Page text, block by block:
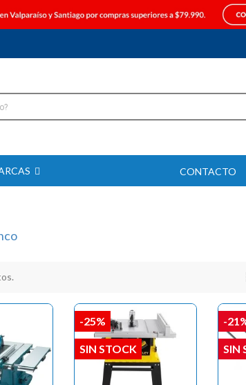
CONTACTO
-25%
SIN STOCK
-
SIN